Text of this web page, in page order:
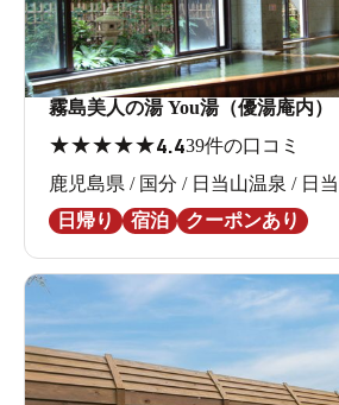
霧島美人の湯 You湯（優湯庵内）
★★★★★4.439件の口コミ
鹿児島県 / 国分 / 日当山温泉 / 日
日帰り
宿泊 クーポンあり